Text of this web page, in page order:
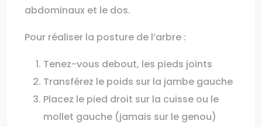
abdominaux et le dos.
Pour réaliser la posture de l’arbre :
Tenez-vous debout, les pieds joints
Transférez le poids sur la jambe gauche
Placez le pied droit sur la cuisse ou le
mollet gauche (jamais sur le genou)